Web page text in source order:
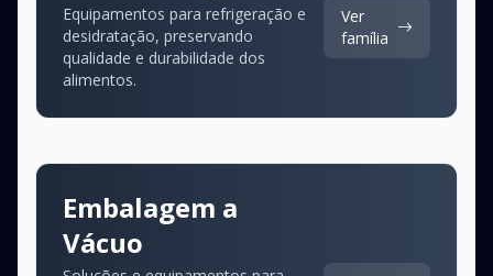
Equipamentos para refrigeração e
desidratação, preservando
qualidade e durabilidade dos
alimentos.
Ver
família
Embalagem a
Vácuo